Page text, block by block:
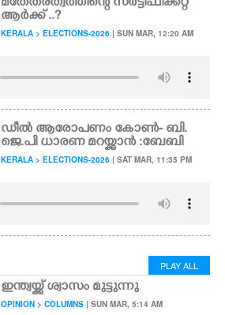
മതേതരത്വത്തിന്റെ സർട്ടിഫിക്കറ്റ്
ആർക്ക് ..?
KERALA > ELECTIONS-2026 | SUN MAR, 12:20 AM
ഡീൽ ആരോപണം കോൺ- ബി.
ജെ.പി ധാരണ മറയ്ക്കാൻ :ബേബി
KERALA > ELECTIONS-2026 | SAT MAR, 11:35 PM
PLAY ALL
ഇന്ത്വയ്ക്ക് ശ്വാസം മുട്ടുന്നു
OPINION > COLUMNS | SUN MAR, 5:14 AM